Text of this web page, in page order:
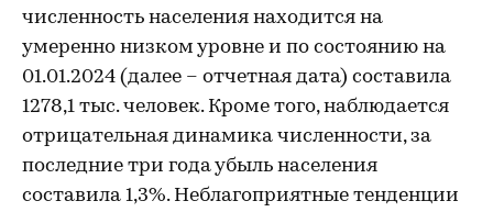
численность населения находится на
умеренно низком уровне и по состоянию на
01.01.2024 (далее – отчетная дата) составила
1278,1 тыс. человек. Кроме того, наблюдается
отрицательная динамика численности, за
последние три года убыль населения
составила 1,3%. Неблагоприятные тенденции